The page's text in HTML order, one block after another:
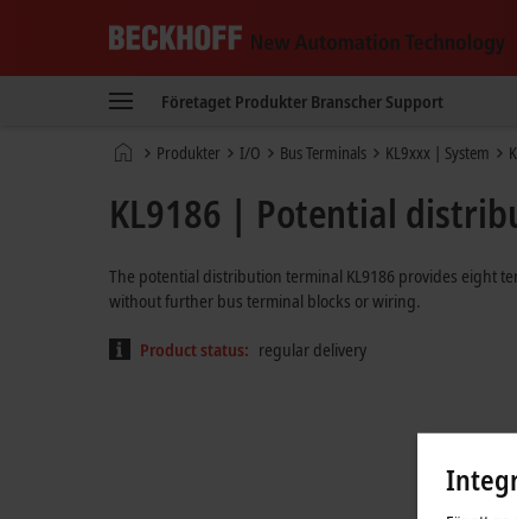
New
Technology
Företaget Produkter Branscher Support
HemsidaProdukter I/O Bus Terminals KL9xxx | System
KL9186 | Potential
The potential distribution terminal KL9186 provides eight
without further bus terminal blocks or wiring.
Product status: regular delivery